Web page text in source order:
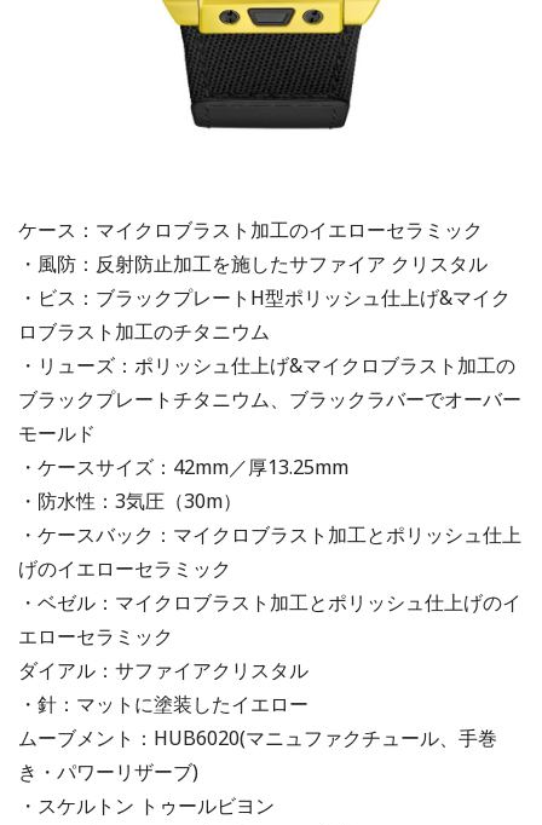
ケース：マイクロブラスト加工のイエローセラミック
・風防：反射防止加工を施したサファイア クリスタル
・ビス：ブラックプレートH型ポリッシュ仕上げ&マイク
ロブラスト加工のチタニウム
・リューズ：ポリッシュ仕上げ&マイクロブラスト加工の
ブラックプレートチタニウム、ブラックラバーでオーバー
モールド
・ケースサイズ：42mm／厚13.25mm
・防水性：3気圧（30m）
・ケースバック：マイクロブラスト加工とポリッシュ仕上
げのイエローセラミック
・ベゼル：マイクロブラスト加工とポリッシュ仕上げのイ
エローセラミック
ダイアル：サファイアクリスタル
・針：マットに塗装したイエロー
ムーブメント：HUB6020(マニュファクチュール、手巻
き・パワーリザーブ)
・スケルトン トゥールビヨン